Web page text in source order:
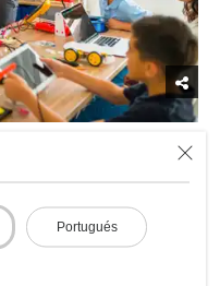
Portugués
STEM
(Laptops, PCs, tablets).
académicos.